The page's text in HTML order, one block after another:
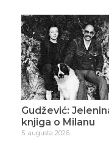
Gudžević:
knjiga o Milanu
5. augusta 2026.